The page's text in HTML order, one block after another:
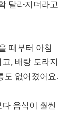
달라지더라고
때부터 아침
, 배랑 도라지
도 없어졌어요.
음식이 훨씬